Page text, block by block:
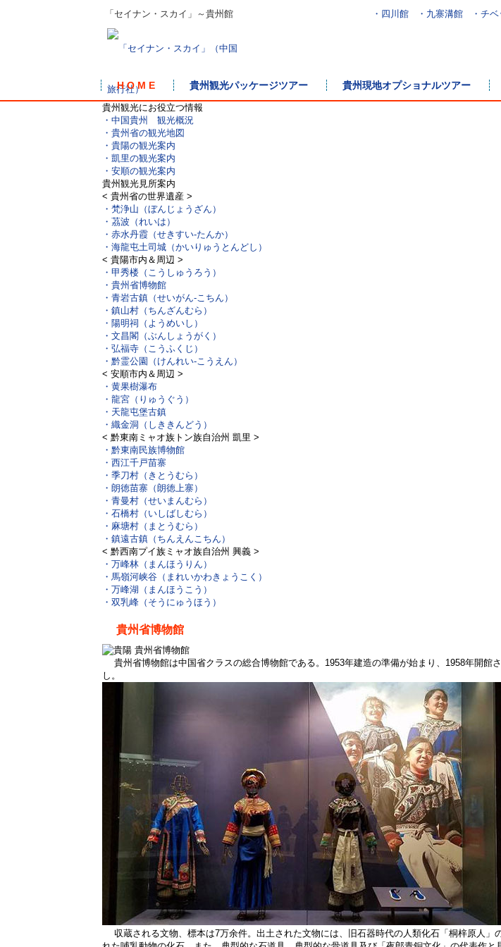
「セイナン・スカイ」～貴州館 ・四川館 ・九寨溝館 ・チ
H O M E 貴州観光パッケージツアー 貴州現地オプショナルツアー
貴州観光にお役立つ情報
・中国貴州 観光概況
・貴州省の観光地図
・貴陽の観光案内
・凱里の観光案内
・安順の観光案内
貴州観光見所案内
< 貴州省の世界遺産 >
・梵浄山（ぼんじょうざん）
・茘波（れいは）
・赤水丹霞（せきすい-たんか）
・海龍屯土司城（かいりゅうとんどし）
< 貴陽市内＆周辺 >
・甲秀楼（こうしゅうろう）
・貴州省博物館
・青岩古鎮（せいがん-こちん）
・鎮山村（ちんざんむら）
・陽明祠（ようめいし）
・文昌閣（ぶんしょうがく）
・弘福寺（こうふくじ）
・黔霊公園（けんれい-こうえん）
< 安順市内＆周辺 >
・黄果樹瀑布
・龍宮（りゅうぐう）
・天龍屯堡古鎮
・織金洞（しききんどう）
< 黔東南ミャオ族トン族自治州 凱里 >
・黔東南民族博物館
・西江千戸苗寨
・季刀村（きとうむら）
・朗徳苗寨（朗徳上寨）
・青曼村（せいまんむら）
・石橋村（いしばしむら）
・麻塘村（まとうむら）
・鎮遠古鎮（ちんえんこちん）
< 黔西南プイ族ミャオ族自治州 興義 >
・万峰林（まんほうりん）
・馬嶺河峡谷（まれいかわきょうこく）
・万峰湖（まんほうこう）
・双乳峰（そうにゅうほう）
貴州省博物館
貴州省博物館は中国省クラスの総合博物館である。1953年建造の準備が始まり、1958年開館
し。
収蔵される文物、標本は7万余件。出土された文物には、旧石器時代の人類化石「桐梓原人」